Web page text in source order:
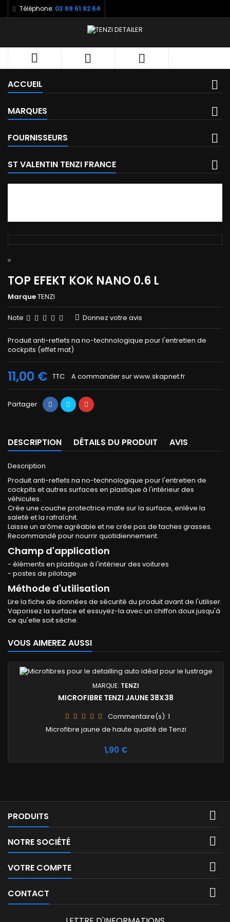
Téléphone: 03 69 61 82 64
  
ACCUEIL
MARQUES
FOURNISSEURS
ST VALENTIN TENZI FRANCE
TOP EFEKT KOK NANO 0.6 L
MarqueTENZI
Note Donnez votre avis
Produit anti-reflets na no-technologique pour l'entretien de
cockpits (effet mat)
11,00 € TTC A commander sur www.skapnet.fr
Partager
DESCRIPTION DÉTAILS DU PRODUIT AVIS
Description
Produit anti-reflets na no-technologique pour l'entretien de
cockpits et autres surfaces en plastique à l'intérieur des
véhicules.
Crée une couche protectrice mate sur la surface, enlève la
saleté et la rafraîchit.
Laisse un arôme agréable et ne crée pas de taches grasses.
Recommandé pour nourrir quotidiennement.
Champ d'application
- éléments en plastique à l'intérieur des voitures
- postes de pilotage
Méthode d'utilisation
Lire la fiche de données de sécurité du produit avant de l'utiliser.
Vaporisez la surface et essuyez-la avec un chiffon doux jusqu'à
ce qu'elle soit sèche.
VOUS AIMEREZ AUSSI
MARQUE: TENZI
MICROFIBRE TENZI JAUNE 38X38
Commentaire(s): 1
Microfibre jaune de haute qualité de Tenzi
Prix
1,90 €
PRODUITS 
NOTRE SOCIÉTÉ 
VOTRE COMPTE 
CONTACT 